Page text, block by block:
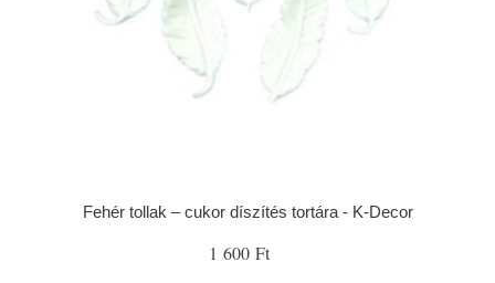
Fehér tollak – cukor díszítés tortára - K-Decor
1 600 Ft